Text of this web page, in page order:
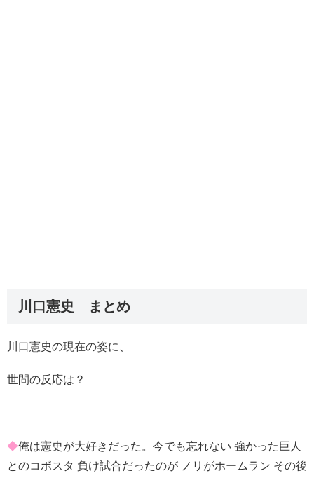
川口憲史 まとめ
川口憲史の現在の姿に、
世間の反応は？
◆俺は憲史が大好きだった。今でも忘れない 強かった巨人
とのコボスタ 負け試合だったのが ノリがホームラン その後